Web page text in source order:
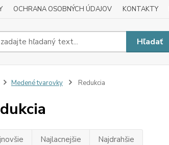
OCHRANA OSOBNÝCH ÚDAJOV KONTAKTY
Hľadať
Medené tvarovky Redukcia
Najlacnejšie Najdrahšie